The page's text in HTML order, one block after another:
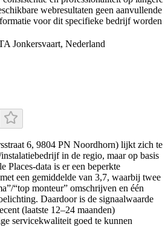
webresultaten geen aanvullende
voor dit specifieke bedrijf worden
Jonkersvaart, Nederland
6, 9804 PN Noordhorn) lijkt zich te
in de regio, maar op basis
Places-data is er een beperkte
een gemiddelde van 3,7, waarbij twee
“top monteur” omschrijven en één
Daardoor is de signaalwaarde
(laatste 12–24 maanden)
servicekwaliteit goed te kunnen